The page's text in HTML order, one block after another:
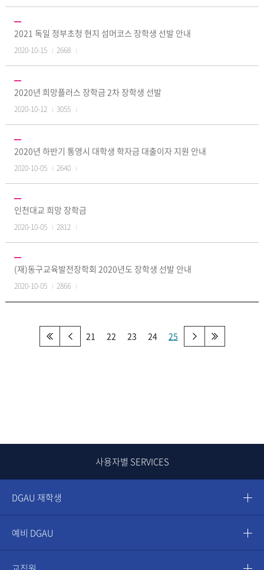
2021 독일 정부초청 현지 섬머코스 장학생 선발 안내
2020-10-15 2668
2020년 희망플러스 장학금 2차 장학생 선발
2020-10-12 3055
2020년 하반기 통영시 대학생 학자금 대출이자 지원 안내
2020-10-05 2640
인천대교 희망 장학금
2020-10-05 2812
(재)동구교육발전장학회 2020년도 장학생 선발 안내
2020-10-05 2866
21 22 23 24 25
사용자별 SERVICES
DGAU 재학생
예비 DGAU